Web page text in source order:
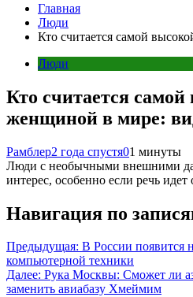
Главная
Люди
Кто считается самой
Люди
Кто считается
женщиной в мире:
Рамблер2 года спустя01 минуты
Люди с необычными внешними
интерес, особенно если речь идет
Навигация по
Предыдущая: В России появится
компьютерной техники
Далее: Рука Москвы: Сможет ли
заменить авиабазу Хмеймим